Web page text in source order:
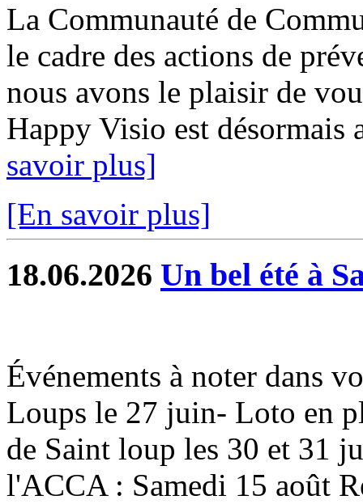
La Communauté de
le cadre des actions de
nous avons le plaisir de
Happy Visio est désormais
savoir plus]
[En savoir plus]
18.06.2026 Un bel été à
Événements à noter dans
Loups le 27 juin- Loto en
de Saint loup les 30 et 31
l'ACCA : Samedi 15 août